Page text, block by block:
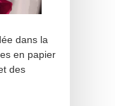
dans la
en papier
des